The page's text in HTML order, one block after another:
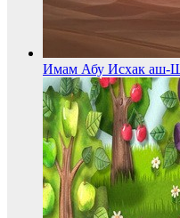
Имам Абу Исхак аш-